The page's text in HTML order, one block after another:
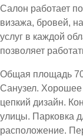
Салон работает
визажа, бровей,
услуг в каждой
позволяет
Общая площадь
Санузел.
цепкий дизайн.
улицы. Парковка
расположение.